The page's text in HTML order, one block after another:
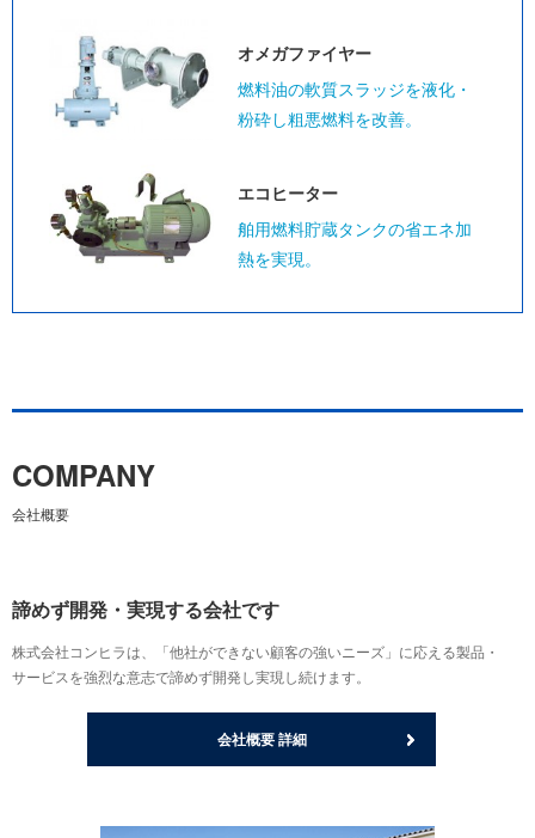
オメガファイヤー
燃料油の軟質スラッジを液化・
粉砕し粗悪燃料を改善。
エコヒーター
舶用燃料貯蔵タンクの省エネ加
熱を実現。
COMPANY
会社概要
諦めず開発・実現する会社です
株式会社コンヒラは、「他社ができない顧客の強いニーズ」に応える製品・
サービスを強烈な意志で諦めず開発し実現し続けます。
会社概要 詳細